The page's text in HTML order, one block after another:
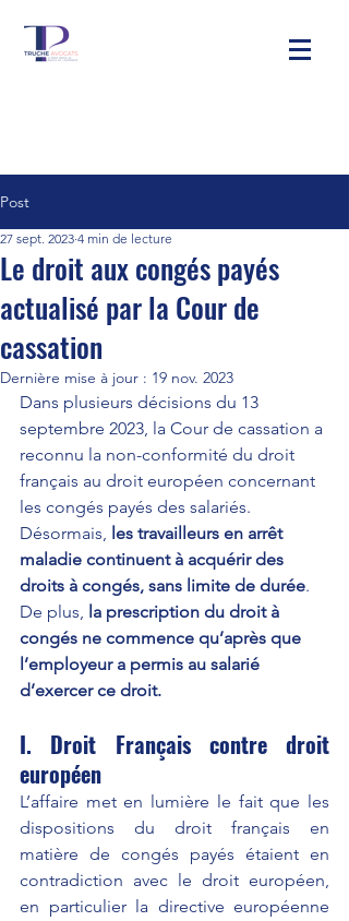
Post
Le droit aux congés payés
actualisé par la Cour de
cassation
27 sept. 2023 4 min de lecture
Dernière mise à jour : 19 nov. 2023
Dans plusieurs décisions du 13
septembre 2023, la Cour de cassation a
reconnu la non-conformité du droit
français au droit européen concernant
les congés payés des salariés.
Désormais, les travailleurs en arrêt
maladie continuent à acquérir des
droits à congés, sans limite de durée.
De plus, la prescription du droit à
congés ne commence qu’après que
l’employeur a permis au salarié
d’exercer ce droit.
I. Droit Français contre droit
européen
L’affaire met en lumière le fait que les
dispositions du droit français en
matière de congés payés étaient en
contradiction avec le droit européen,
en particulier la directive européenne